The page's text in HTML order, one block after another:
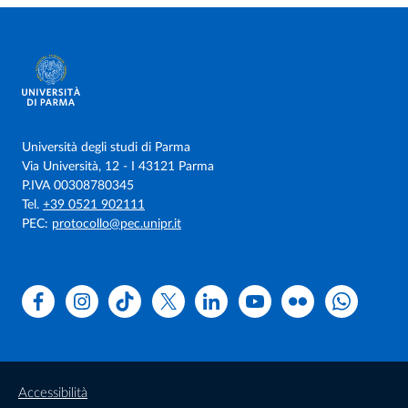
Università degli studi di Parma
Via Università, 12 - I 43121 Parma
P.IVA 00308780345
Tel. +39 0521 902111
PEC: protocollo@pec.unipr.it
FacebookInstagramTikTok X LinkedinYoutubeFlickr
Accessibilità